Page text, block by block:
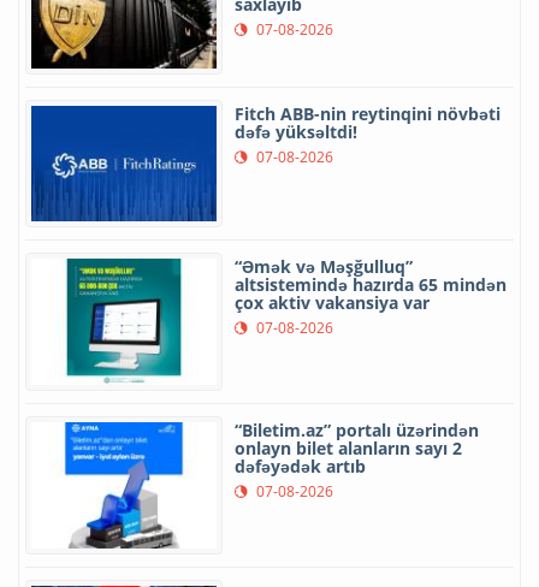
07-08-2026
Fitch ABB-nin reytinqini növbəti
dəfə yüksəltdi!
07-08-2026
“Əmək və Məşğulluq”
altsistemində hazırda 65 mindən
çox aktiv vakansiya var
07-08-2026
“Biletim.az” portalı üzərindən
onlayn bilet alanların sayı 2
dəfəyədək artıb
07-08-2026